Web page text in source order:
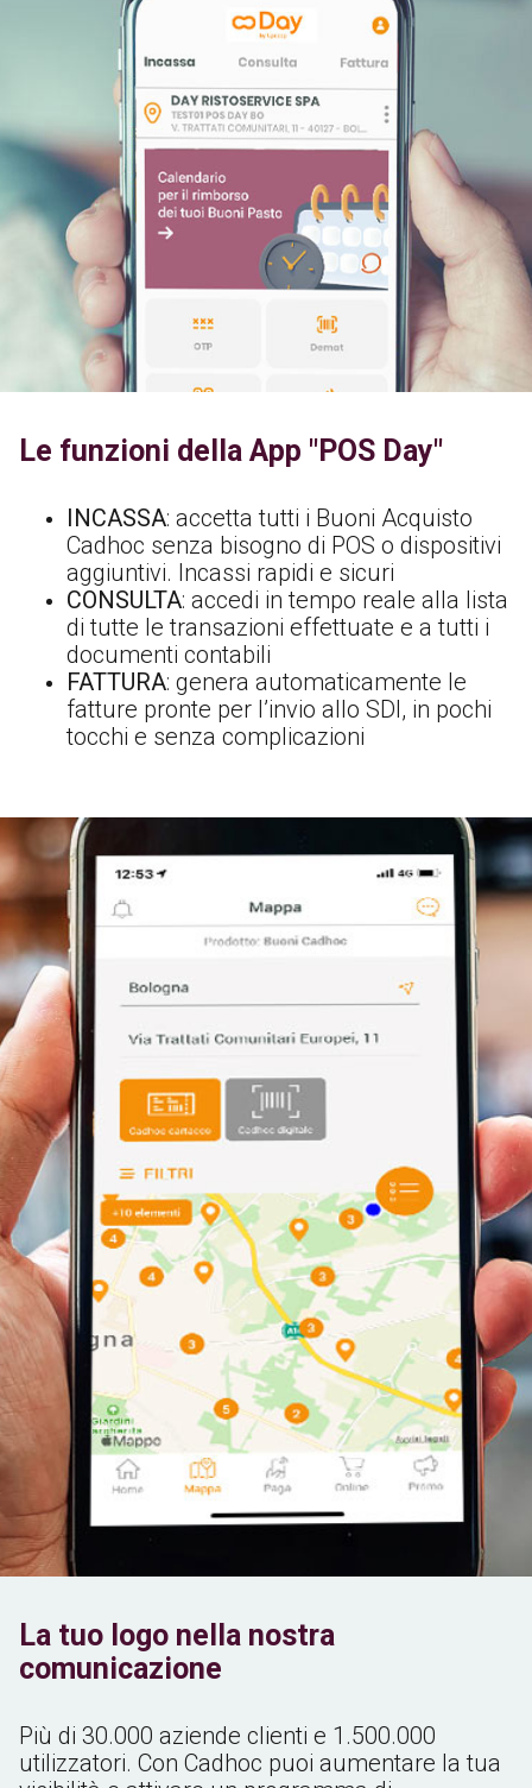
Le funzioni della App "POS Day"
INCASSA: accetta tutti i Buoni Acquisto
Cadhoc senza bisogno di POS o dispositivi
aggiuntivi. Incassi rapidi e sicuri
CONSULTA: accedi in tempo reale alla lista
di tutte le transazioni effettuate e a tutti i
documenti contabili
FATTURA: genera automaticamente le
fatture pronte per l’invio allo SDI, in pochi
tocchi e senza complicazioni
La tuo logo nella nostra
comunicazione
Più di 30.000 aziende clienti e 1.500.000
utilizzatori. Con Cadhoc puoi aumentare la tua